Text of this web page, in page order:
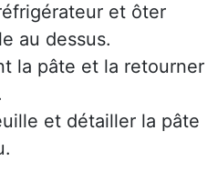
et ôter
au dessus.
la pâte et la retourner
et détailler la pâte